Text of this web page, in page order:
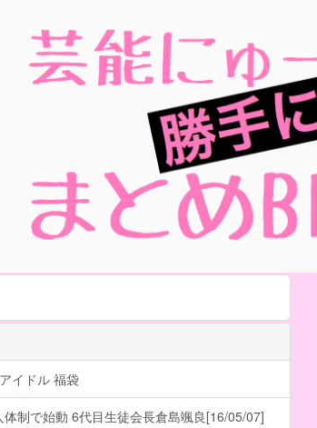
イドル 福袋
制で始動 6代目生徒会長倉島颯良[16/05/07]